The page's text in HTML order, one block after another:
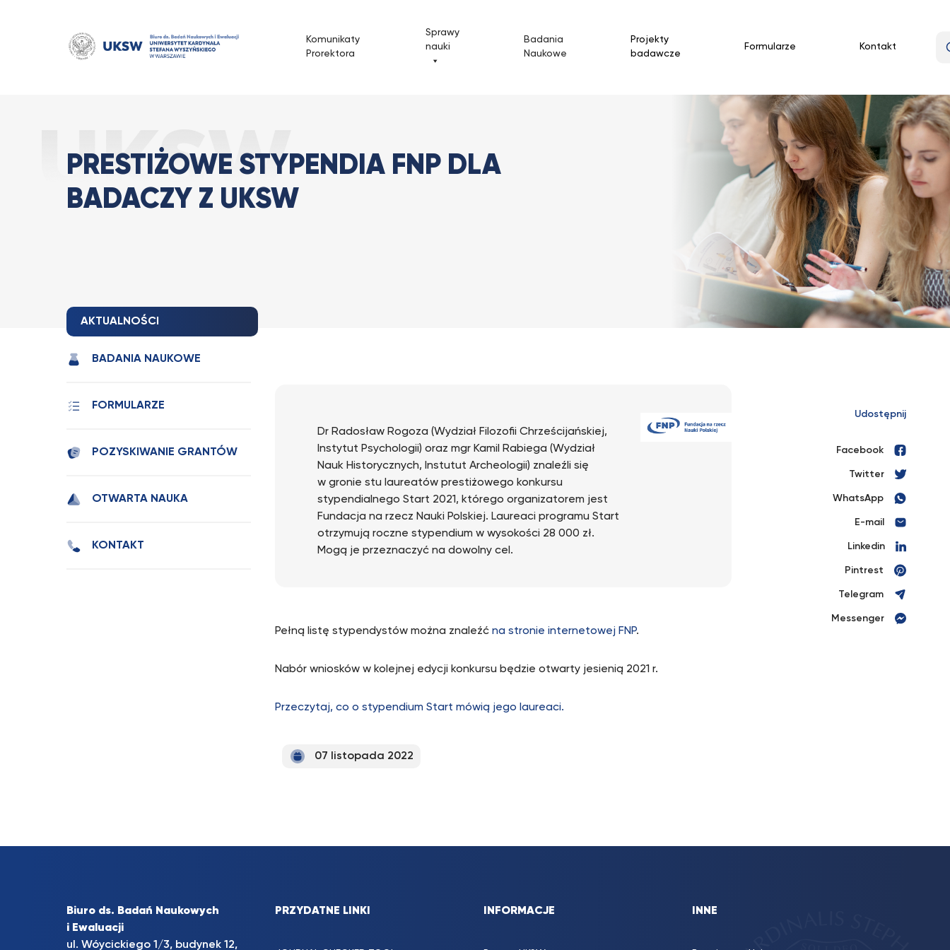
Komunikaty
Prorektora
Sprawy
nauki
Badania
Naukowe
Projekty
badawcze
Formularze Kontakt
PRESTIŻOWE STYPENDIA FNP DLA
BADACZY Z UKSW
AKTUALNOŚCI
BADANIA NAUKOWE
FORMULARZE
POZYSKIWANIE GRANTÓW
OTWARTA NAUKA
KONTAKT
Dr Radosław Rogoza (Wydział Filozofii Chrześcijańskiej,
Instytut Psychologii) oraz mgr Kamil Rabiega (Wydział
Nauk Historycznych, Instutut Archeologii) znaleźli się
w gronie stu laureatów prestiżowego konkursu
stypendialnego Start 2021, którego organizatorem jest
Fundacja na rzecz Nauki Polskiej. Laureaci programu Start
otrzymują roczne stypendium w wysokości 28 000 zł.
Mogą je przeznaczyć na dowolny cel.
Pełną listę stypendystów można znaleźć na stronie internetowej FNP.
Nabór wniosków w kolejnej edycji konkursu będzie otwarty jesienią 2021 r.
Przeczytaj, co o stypendium Start mówią jego laureaci.
07 listopada 2022
Udostępnij
Facebook
Twitter
WhatsApp
E-mail
Linkedin
Pintrest
Telegram
Messenger
Biuro ds. Badań Naukowych
i Ewaluacji
ul. Wóycickiego 1/3, budynek 12,
PRZYDATNE LINKI INFORMACJE INNE